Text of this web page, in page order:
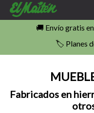
🚚 Envío gratis
🏷️ Planes
Fabricados en